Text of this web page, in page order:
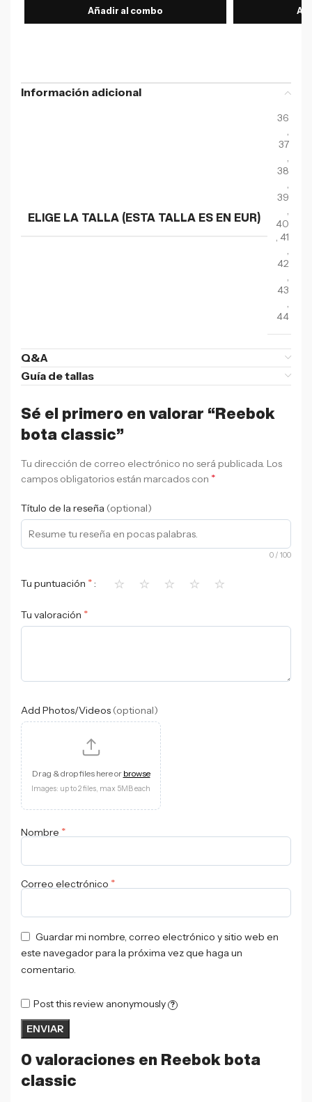
Añadir al combo
Información adicional
ELIGE LA TALLA (ESTA TALLA ES EN EUR)
36
,
37
,
38
,
39
,
40
, 41
,
42
,
43
,
44
Q&A
Guía de tallas
0 valoraciones en Reebok bota
classic
Sé el primero en valorar “Reebok
bota classic”
Tu dirección de correo electrónico no será publicada. Los
campos obligatorios están marcados con *
Título de la reseña (optional)
0 / 100
Tu puntuación * ⭐ ⭐ ⭐ ⭐ ⭐
Tu valoración *
Add Photos/Videos (optional)
Drag & drop files here or browse
Images: up to 2 files, max 5MB each
Nombre *
Correo electrónico *
Guardar mi nombre, correo electrónico y sitio web en
este navegador para la próxima vez que haga un
comentario.
Post this review anonymously ?